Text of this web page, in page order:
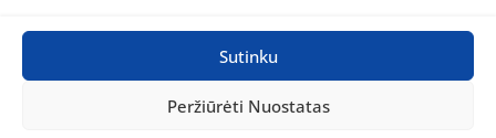
Sutinku
Peržiūrėti Nuostatas
Visos teisės saugomos © 2026Varėnos Veterinarijos Vaistinė